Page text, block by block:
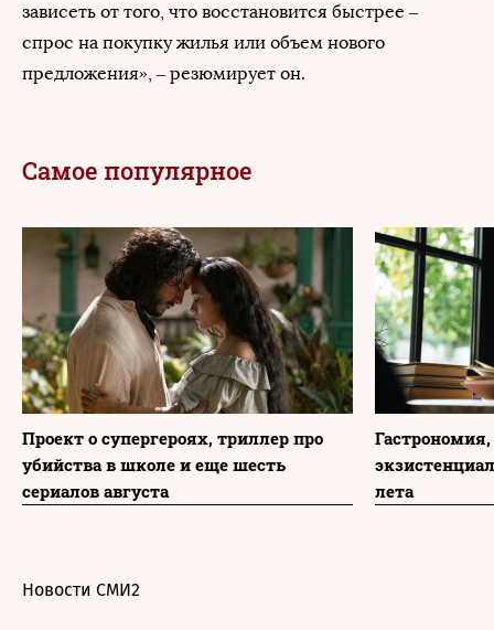
зависеть от того, что восстановится быстрее –
спрос на покупку жилья или объем нового
предложения», – резюмирует он.
Самое популярное
Проект о супергероях, триллер про
убийства в школе и еще шесть
сериалов августа
лета
Новости СМИ2